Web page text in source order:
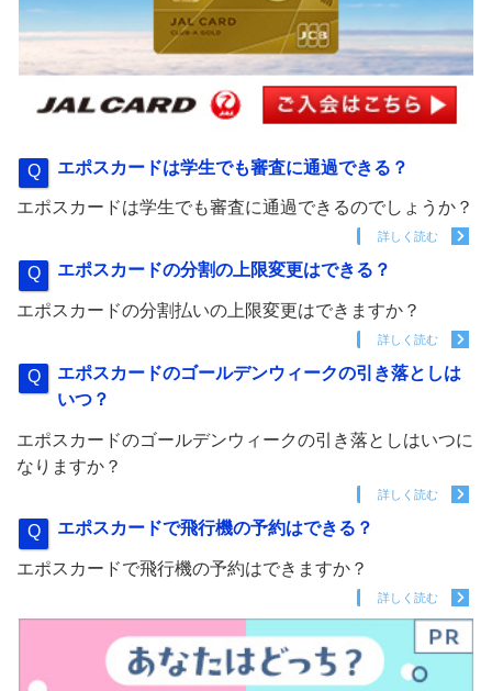
エポスカードは学生でも審査に通過できる？
エポスカードは学生でも審査に通過できるのでしょうか？
詳しく読む
エポスカードの分割の上限変更はできる？
エポスカードの分割払いの上限変更はできますか？
詳しく読む
エポスカードのゴールデンウィークの引き落としは
いつ？
エポスカードのゴールデンウィークの引き落としはいつに
なりますか？
詳しく読む
エポスカードで飛行機の予約はできる？
エポスカードで飛行機の予約はできますか？
詳しく読む